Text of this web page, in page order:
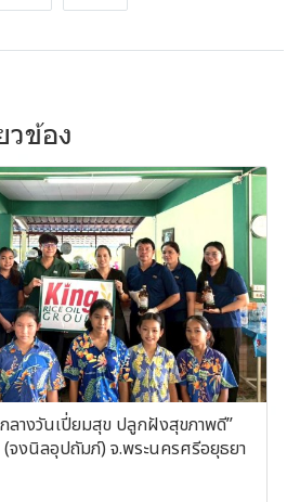
ข้อง
ลางวันเปี่ยมสุข ปลูกฝังสุขภาพดี”
จงนิลอุปถัมภ์) จ.พระนครศรีอยุธยา